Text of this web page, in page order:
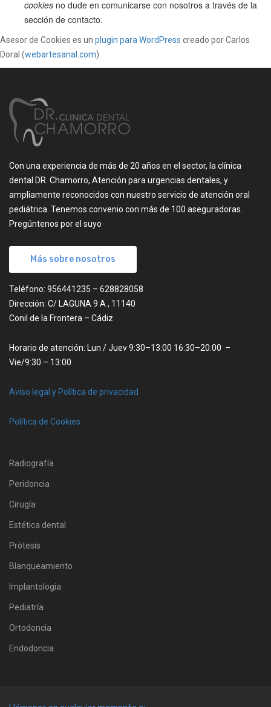
cookies no dude en comunicarse con nosotros a través de la
sección de contacto.
Asesor de Cookies es un plugin para WordPress creado por Carlos
Doral (webartesanal.com)
Con una experiencia de más de 20 años en el sector, la clínica
dental DR. Chamorro, Atención para urgencias dentales, y
ampliamente reconocidos con nuestro servicio de atención oral
pediátrica. Tenemos convenio con más de 100 aseguradoras.
Pregúntenos por el suyo
Más sobre nosotros
Teléfono: 956441235 – 628828058
Dirección: C/ LAGUNA 9 A , 11140
Conil de la Frontera – Cádiz
Horario de atención: Lun / Juev 9:30–13:00 16:30–20:00 –
Vie/9:30 – 13:00
Aviso legal y Política de privacidad
Política de Cookies
Radiografía
Peridoncia
Cirugía
Estética dental
Prótesis
Blanqueamiento
Implantología
Pediatría
Ortodoncia
Endodoncia